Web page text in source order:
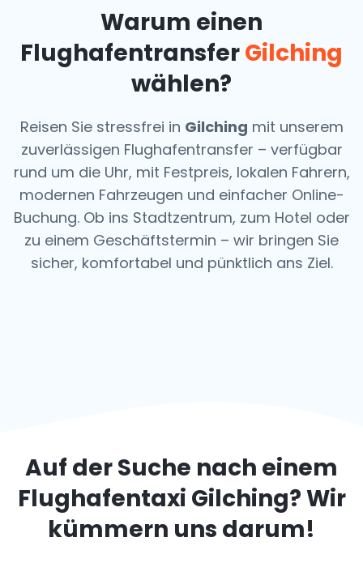
Warum einen
FlughafentransferGilching
wählen?
Reisen Sie stressfrei in Gilching mit unserem
zuverlässigen Flughafentransfer – verfügbar
rund um die Uhr, mit Festpreis, lokalen Fahrern,
modernen Fahrzeugen und einfacher Online-
Buchung. Ob ins Stadtzentrum, zum Hotel oder
zu einem Geschäftstermin – wir bringen Sie
sicher, komfortabel und pünktlich ans Ziel.
Auf der Suche nach einem
Flughafentaxi Gilching? Wir
kümmern uns darum!